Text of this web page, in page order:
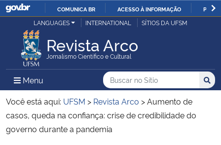
IR
O
COMUNICA BR ACESSO À INFORMAÇÃO
Ministério da Justiça e Segurança Pública
Ministério da Defesa
Ministério das Relações Exteriores
Ministério da Economia
LANGUAGES INTERNATIONAL SÍTIOS DA UFSM
Revista Arco
Jornalismo Científico e Cultural
Menu Menu Principal do Sítio
Busca
Buscar no no Sítio
Busca:
Você está aqui: UFSM > Revista Arco >Aumento de
casos, queda na confiança: crise de credibilidade do
governo durante a pandemia